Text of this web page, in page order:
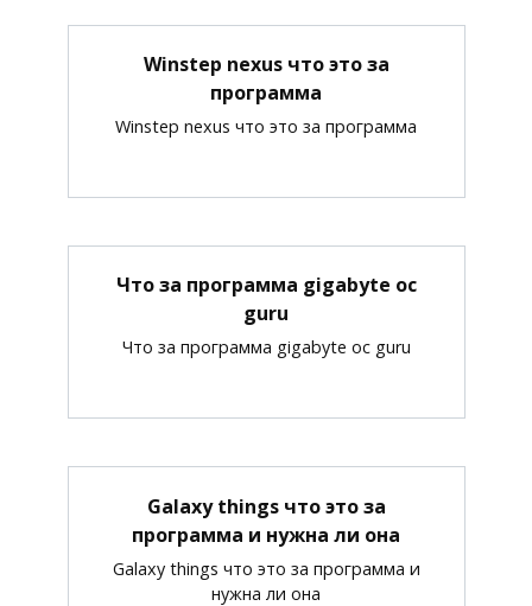
Winstep nexus что это за
программа
Winstep nexus что это за программа
Что за программа gigabyte oc
guru
Что за программа gigabyte oc guru
Galaxy things что это за
программа и нужна ли она
Galaxy things что это за программа и
нужна ли она